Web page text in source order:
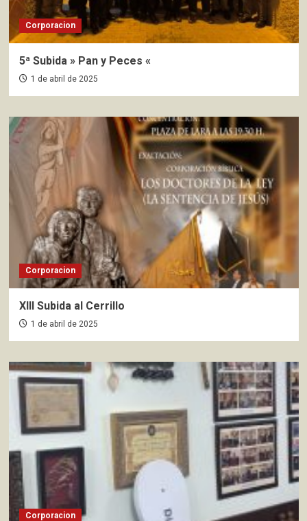
Corporacion
5ª Subida » Pan y Peces «
1 de abril de 2025
Corporacion
XIII Subida al Cerrillo
1 de abril de 2025
Corporacion